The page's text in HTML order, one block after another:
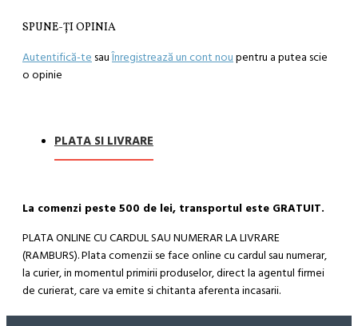
SPUNE-ŢI OPINIA
Autentifică-te sauÎnregistrează un cont nou pentru a putea scie
o opinie
PLATA SI LIVRARE
La comenzi peste 500 de lei, transportul este GRATUIT.
PLATA ONLINE CU CARDUL SAU NUMERAR LA LIVRARE
(RAMBURS). Plata comenzii se face online cu cardul sau numerar,
la curier, in momentul primirii produselor, direct la agentul firmei
de curierat, care va emite si chitanta aferenta incasarii.
Cum se face livrarea produselor: